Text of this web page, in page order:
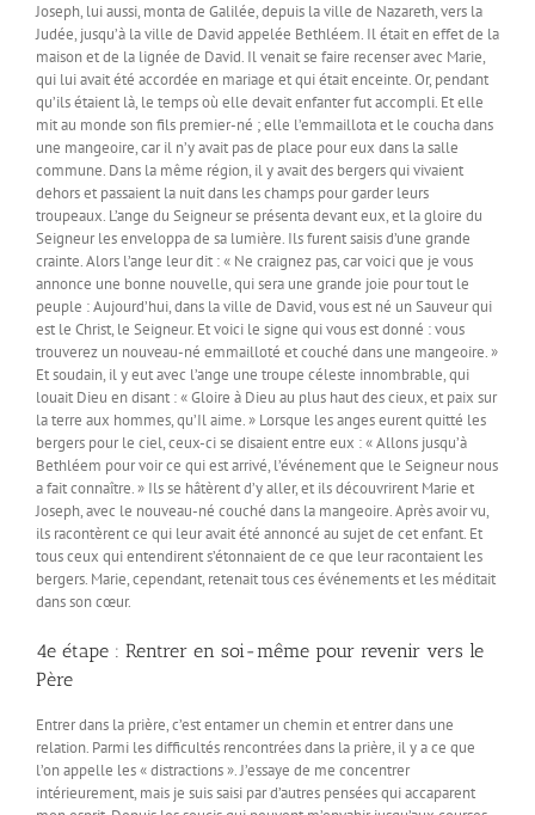
Joseph, lui aussi, monta de Galilée, depuis la ville de Nazareth, vers la
Judée, jusqu’à la ville de David appelée Bethléem. Il était en effet de la
maison et de la lignée de David. Il venait se faire recenser avec Marie,
qui lui avait été accordée en mariage et qui était enceinte. Or, pendant
qu’ils étaient là, le temps où elle devait enfanter fut accompli. Et elle
mit au monde son fils premier-né ; elle l’emmaillota et le coucha dans
une mangeoire, car il n’y avait pas de place pour eux dans la salle
commune. Dans la même région, il y avait des bergers qui vivaient
dehors et passaient la nuit dans les champs pour garder leurs
troupeaux. L’ange du Seigneur se présenta devant eux, et la gloire du
Seigneur les enveloppa de sa lumière. Ils furent saisis d’une grande
crainte. Alors l’ange leur dit : « Ne craignez pas, car voici que je vous
annonce une bonne nouvelle, qui sera une grande joie pour tout le
peuple : Aujourd’hui, dans la ville de David, vous est né un Sauveur qui
est le Christ, le Seigneur. Et voici le signe qui vous est donné : vous
trouverez un nouveau-né emmailloté et couché dans une mangeoire. »
Et soudain, il y eut avec l’ange une troupe céleste innombrable, qui
louait Dieu en disant : « Gloire à Dieu au plus haut des cieux, et paix sur
la terre aux hommes, qu’Il aime. » Lorsque les anges eurent quitté les
bergers pour le ciel, ceux-ci se disaient entre eux : « Allons jusqu’à
Bethléem pour voir ce qui est arrivé, l’événement que le Seigneur nous
a fait connaître. » Ils se hâtèrent d’y aller, et ils découvrirent Marie et
Joseph, avec le nouveau-né couché dans la mangeoire. Après avoir vu,
ils racontèrent ce qui leur avait été annoncé au sujet de cet enfant. Et
tous ceux qui entendirent s’étonnaient de ce que leur racontaient les
bergers. Marie, cependant, retenait tous ces événements et les méditait
dans son cœur.
4e étape : Rentrer en soi-même pour revenir vers le
Père
Entrer dans la prière, c’est entamer un chemin et entrer dans une
relation. Parmi les difficultés rencontrées dans la prière, il y a ce que
l’on appelle les « distractions ». J’essaye de me concentrer
intérieurement, mais je suis saisi par d’autres pensées qui accaparent